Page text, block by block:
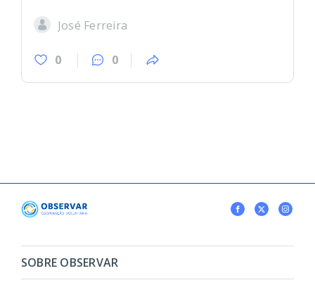
José Ferreira
0 0
SOBRE OBSERVAR